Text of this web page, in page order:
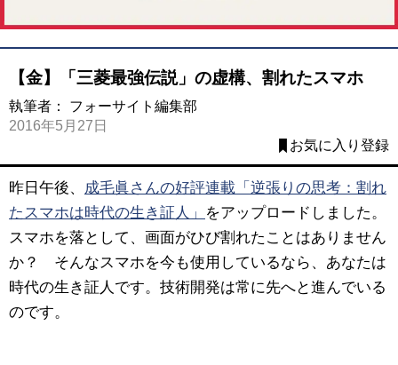
【金】「三菱最強伝説」の虚構、割れたスマホ
執筆者： フォーサイト編集部
2016年5月27日
お気に入り登録
昨日午後、
成毛眞さんの好評連載「逆張りの思考：割れ
たスマホは時代の生き証人」
をアップロードしました。
スマホを落として、画面がひび割れたことはありません
か？ そんなスマホを今も使用しているなら、あなたは
時代の生き証人です。技術開発は常に先へと進んでいる
のです。